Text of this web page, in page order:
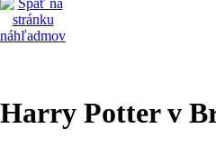
Harry Potter v